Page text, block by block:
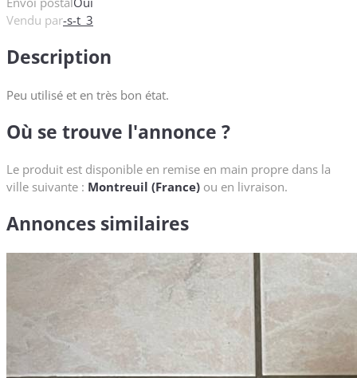
Vendu par-s-t_3
Description
Peu utilisé et en très bon état.
Où se trouve l'annonce ?
Le produit est disponible en remise en main propre dans la
ville suivante : Montreuil (France) ou en livraison.
Annonces similaires